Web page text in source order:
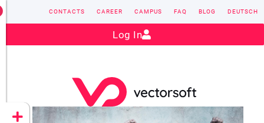
CONZEPT 16
Contact: sales@vectorsoft.de
CONTACTS CAREER CAMPUS FAQ BLOG DEUTSCH
Log In